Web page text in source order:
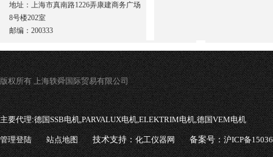
地址：上海市真南路1226弄康建商务广场
8号楼202室
邮编：200333
版权所有 上海轶舜国际贸易有限公司
主要代理:德国SSB电机,PARVALUX电机,ELEKTRIM电机,德国VEM电机
管理登陆 站点地图 技术支持：化工仪器网 备案号：沪ICP备